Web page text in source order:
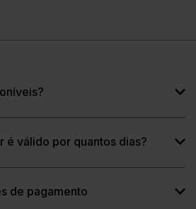
é válido por quantos dias?
de pagamento